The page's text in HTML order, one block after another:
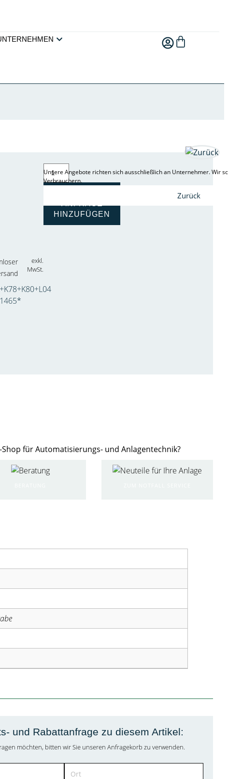
exkl.
MwSt.
HINZUFÜGEN
Unsere Angebote richten sich ausschließlich an Unternehmer. Wir
Verbrauchern.
Zurück
für Automatisierungs- und Anlagentechnik?
und Rabattanfrage zu diesem Artikel:
möchten, bitten wir Sie unseren Anfragekorb zu verwenden.